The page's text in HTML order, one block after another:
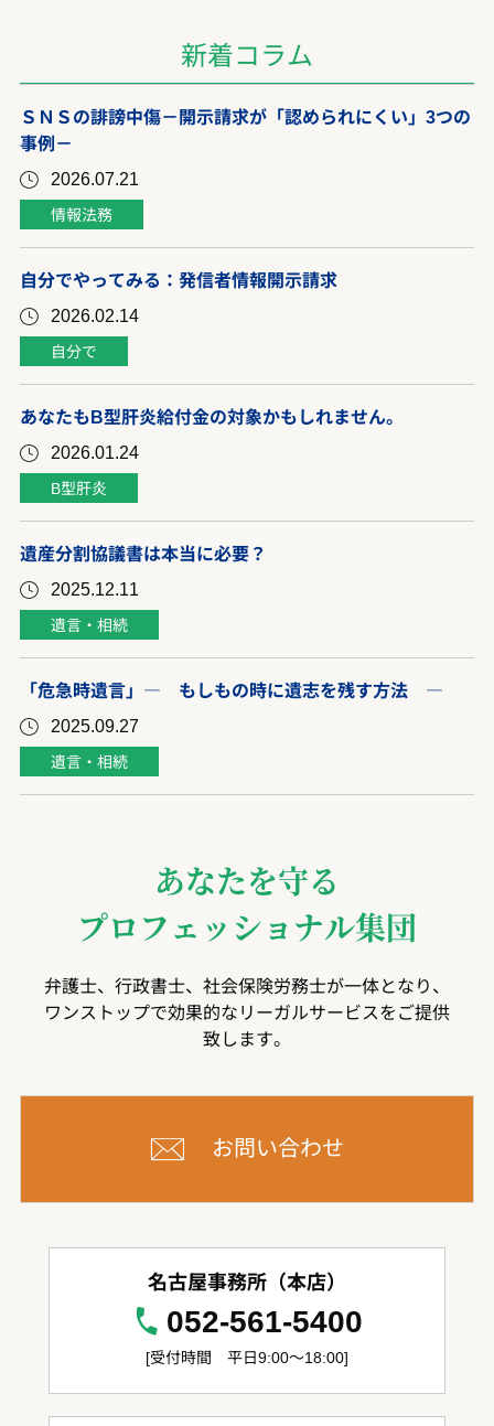
新着コラム
ＳＮＳの誹謗中傷－開示請求が「認められにくい」3つの
事例－
2026.07.21
情報法務
自分でやってみる：発信者情報開示請求
2026.02.14
自分で
あなたもB型肝炎給付金の対象かもしれません。
2026.01.24
B型肝炎
遺産分割協議書は本当に必要？
2025.12.11
遺言・相続
「危急時遺言」― もしもの時に遺志を残す方法 ―
2025.09.27
遺言・相続
あなたを守る
プロフェッショナル集団
弁護士、行政書士、社会保険労務士が一体となり、
ワンストップで効果的なリーガルサービスをご提供
致します。
お問い合わせ
名古屋事務所（本店）
052-561-5400
[受付時間 平日9:00～18:00]